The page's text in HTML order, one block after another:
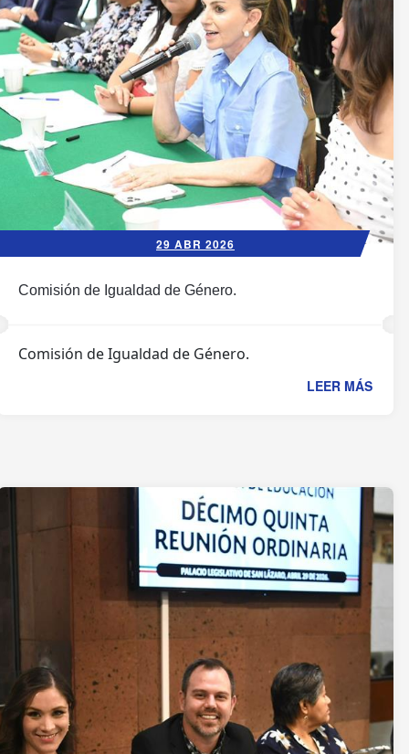
29 ABR 2026
Comisión de Igualdad de Género.
Comisión de Igualdad de Género.
LEER MÁS